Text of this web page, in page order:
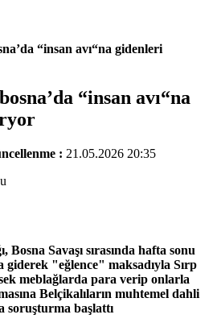
“insan avı“na gidenleri
“insan avı“na
: 21.05.2026 20:35
Bosna Savaşı sırasında hafta sonu
giderek "eğlence" maksadıyla Sırp
meblağlarda para verip onlarla
Belçikalıların muhtemel dahli
soruşturma başlattı